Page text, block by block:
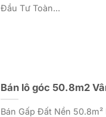
Đầu Tư Toàn...
Bán lô góc 50.8m2
Bán Gấp Đất Nền